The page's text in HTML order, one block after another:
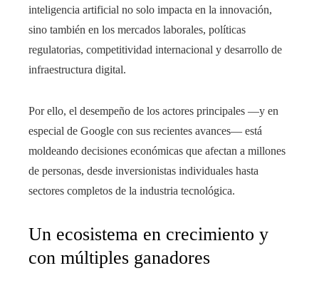
inteligencia artificial no solo impacta en la innovación,
sino también en los mercados laborales, políticas
regulatorias, competitividad internacional y desarrollo de
infraestructura digital.
Por ello, el desempeño de los actores principales —y en
especial de Google con sus recientes avances— está
moldeando decisiones económicas que afectan a millones
de personas, desde inversionistas individuales hasta
sectores completos de la industria tecnológica.
Un ecosistema en crecimiento y
con múltiples ganadores